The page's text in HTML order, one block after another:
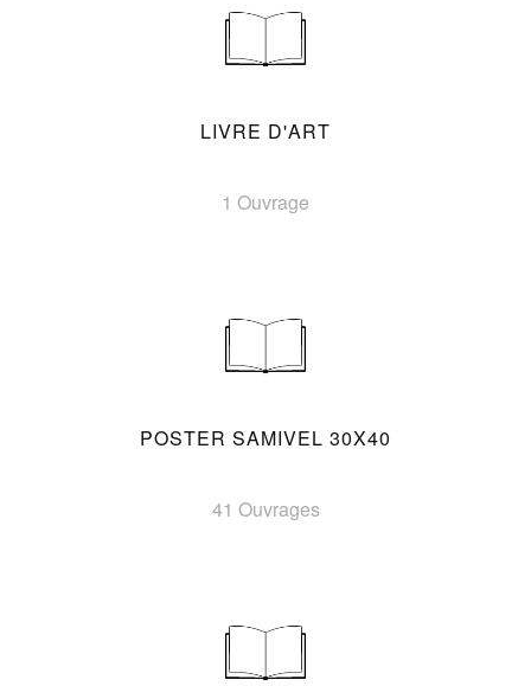
LIVRE D'ART
1 Ouvrage
POSTER SAMIVEL 30X40
41 Ouvrages